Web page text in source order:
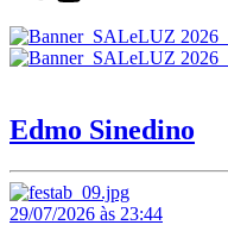
Edmo Sinedino
29/07/2026 às 23:44